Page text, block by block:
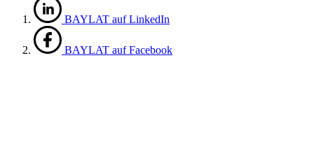
BAYLAT auf LinkedIn
BAYLAT auf Facebook